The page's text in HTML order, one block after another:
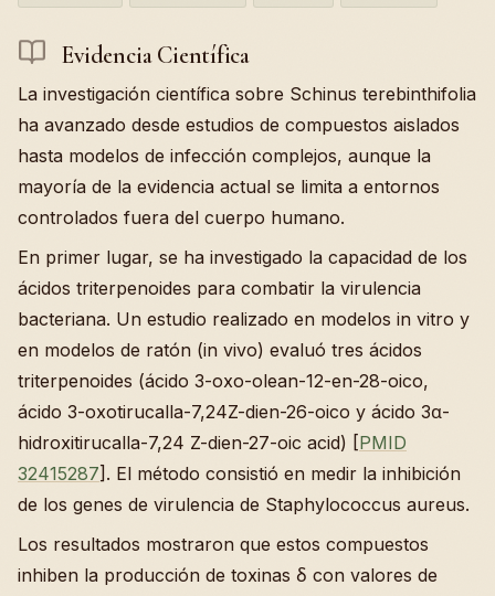
Evidencia Científica
La investigación científica sobre Schinus terebinthifolia
ha avanzado desde estudios de compuestos aislados
hasta modelos de infección complejos, aunque la
mayoría de la evidencia actual se limita a entornos
controlados fuera del cuerpo humano.
En primer lugar, se ha investigado la capacidad de los
ácidos triterpenoides para combatir la virulencia
bacteriana. Un estudio realizado en modelos in vitro y
en modelos de ratón (in vivo) evaluó tres ácidos
triterpenoides (ácido 3-oxo-olean-12-en-28-oico,
ácido 3-oxotirucalla-7,24Z-dien-26-oico y ácido 3α-
hidroxitirucalla-7,24 Z-dien-27-oic acid) [PMID
32415287]. El método consistió en medir la inhibición
de los genes de virulencia de Staphylococcus aureus.
Los resultados mostraron que estos compuestos
inhiben la producción de toxinas δ con valores de